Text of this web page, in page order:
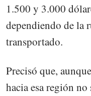
1.500 y 3.000
dependiendo de la
transportado.
Precisó que,
hacia esa región